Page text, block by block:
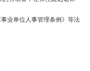
业单位人事管理条例》等法